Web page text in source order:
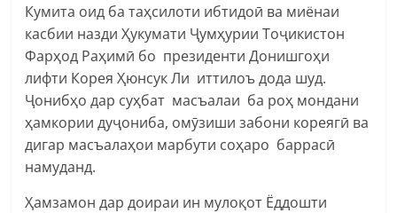
Кумита оид ба таҳсилоти ибтидоӣ ва миёнаи
касбии назди Ҳукумати Ҷумҳурии Тоҷикистон
Фарҳод Раҳимӣ бо президенти Донишгоҳи
лифти Корея Ҳюнсук Ли иттилоъ дода шуд.
Ҷонибҳо дар суҳбат масъалаи ба роҳ мондани
ҳамкории дуҷониба, омӯзиши забони кореягӣ ва
дигар масъалаҳои марбути соҳаро баррасӣ
намуданд.
Ҳамзамон дар доираи ин мулоқот Ёддошти